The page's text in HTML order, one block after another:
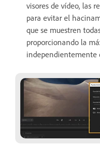
visores de vídeo, las
para evitar el
que se muestren
proporcionando la
independientemente